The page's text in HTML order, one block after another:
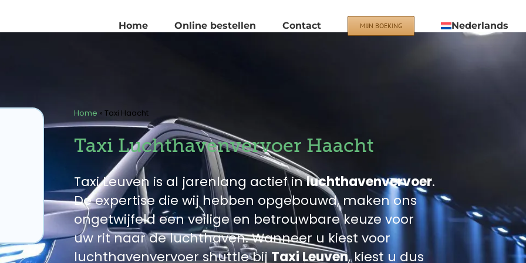
Home Online bestellen Contact MIJN BOEKING Nederlands
Home »Taxi Haacht
Taxi Luchthavenvervoer Haacht
Taxi Leuven is al jarenlang actief inluchthavenvervoer.
De expertise die wij hebben opgebouwd, maken ons
ongetwijfeld een veilige en betrouwbare keuze voor
uw rit naar de luchthaven. Wanneer u kiest voor
luchthavenvervoer shuttle bijTaxi Leuven, kiest u dus